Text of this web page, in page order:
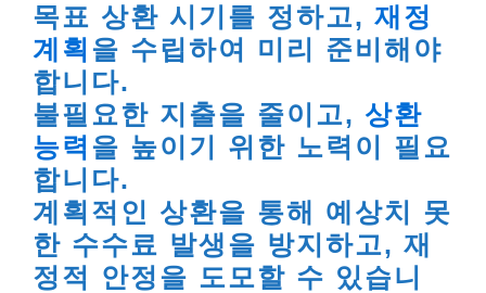
목표 상환 시기를 정하고, 재정
계획 을 수립하여 미리 준비해야
합니다.
불필요한 지출을 줄이고, 상환
능력 을 높이기 위한 노력이 필요
합니다.
계획적인 상환을 통해 예상치 못
한 수수료 발생을 방지하고, 재
정적 안정을 도모할 수 있습니